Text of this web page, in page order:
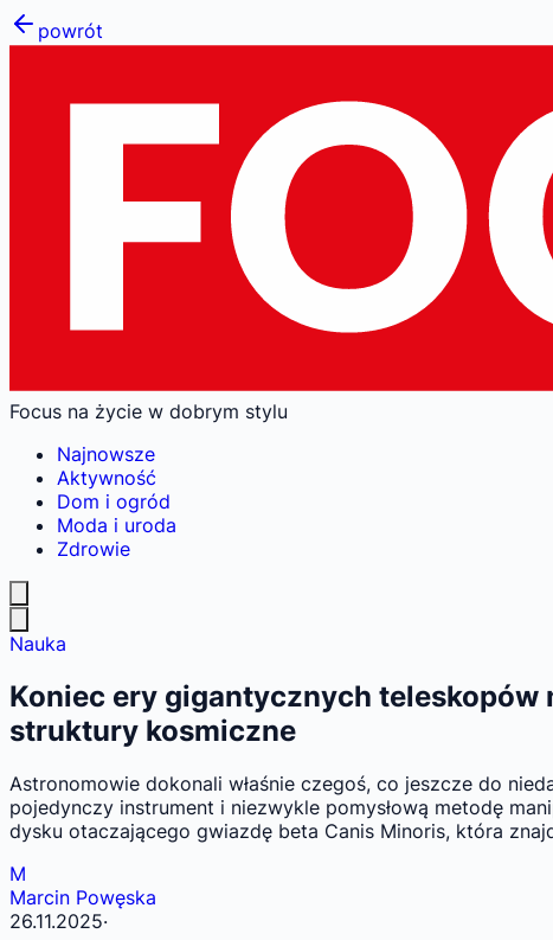
powrót
Focus na życie w dobrym stylu
Najnowsze
Aktywność
Dom i ogród
Moda i uroda
Zdrowie
Nauka
Koniec ery gigantycznych
struktury kosmiczne
Astronomowie dokonali właśnie czegoś, co jeszcze do
pojedynczy instrument i niezwykle pomysłową metodę
dysku otaczającego gwiazdę beta Canis Minoris, która
M
Marcin Powęska
26.11.2025·